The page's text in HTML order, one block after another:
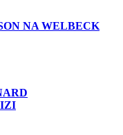
NA WELBECK